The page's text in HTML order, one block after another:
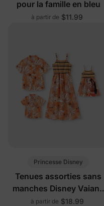
pour la famille en bleu
à partir de $11.99
Princesse Disney
Tenues assorties sans
manches Disney Vaiana
pour toute la famille,
à partir de $18.99